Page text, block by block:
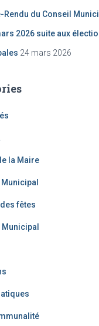
Rendu du Conseil
2026 suite aux
24 mars 2026
la Maire
fêtes